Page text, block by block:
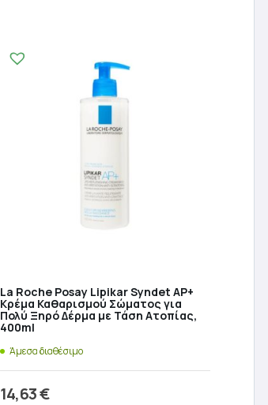
La Roche Posay Lipikar Syndet AP+
Κρέμα Καθαρισμού Σώματος για
Πολύ Ξηρό Δέρμα με Τάση Ατοπίας,
400ml
Άμεσα διαθέσιμο
14,63€